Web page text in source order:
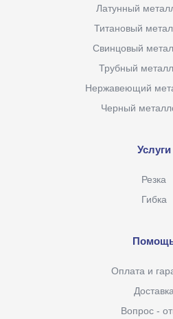
Латунный
Титановый
Свинцовый
Трубный
Нержавеющий
Черный
Услуги
Резка
Гибка
Оплата и
Вопрос -